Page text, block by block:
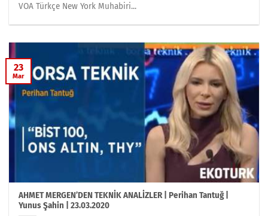
VOA Türkçe New York Muhabiri...
AHMET MERGEN’DEN TEKNİK ANALİZLER | Perihan Tantuğ |
Yunus Şahin | 23.03.2020
23
Mar